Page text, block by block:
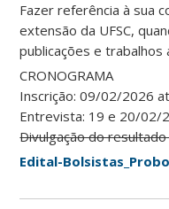
Fazer referência à sua
extensão da UFSC,
publicações e trabalhos
CRONOGRAMA
Inscrição: 09/02/2026
Entrevista: 19 e 20/02/
Divulgação do
Edital-